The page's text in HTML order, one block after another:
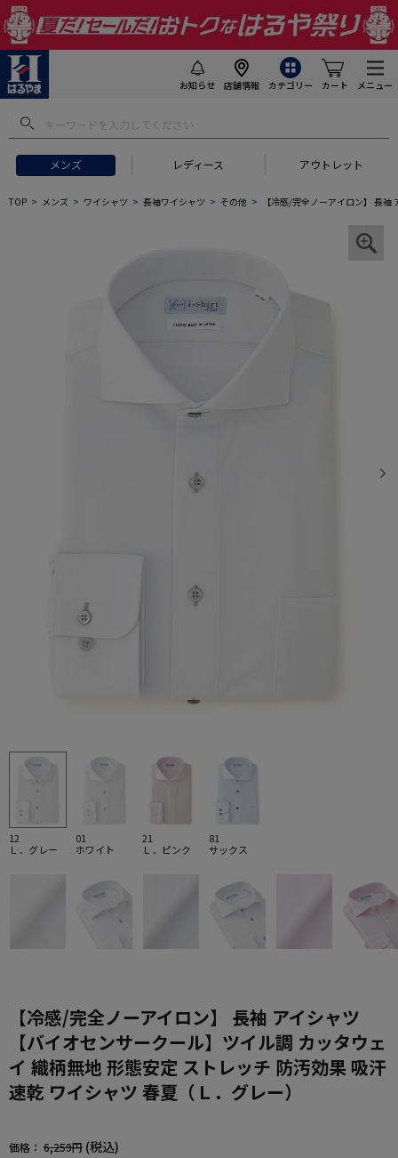
お知らせ 店舗情報 カテゴリー カート メニュー
メンズ レディース アウトレット
TOP メンズ ワイシャツ 長袖ワイシャツ その他 【冷感/完全ノーアイロン】 長
12
Ｌ．グレー
01
ホワイト
21
Ｌ．ピンク
81
サックス
【冷感/完全ノーアイロン】 長袖 アイシャツ
【バイオセンサークール】ツイル調 カッタウェ
イ 織柄無地 形態安定 ストレッチ 防汚効果 吸汗
速乾 ワイシャツ 春夏（Ｌ．グレー）
価格： 6,259円 (税込)